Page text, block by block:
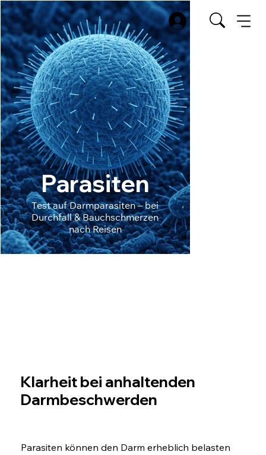
Parasiten
Test auf Darmparasiten – bei
Durchfall & Bauchschmerzen
nach Reisen
Klarheit bei anhaltenden
Darmbeschwerden
Parasiten können den Darm erheblich belasten